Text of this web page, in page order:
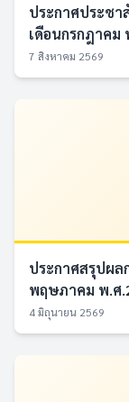
ประกาศประชา
เดือนกรกฎาคม
7 สิงหาคม 2569
ประกาศสรุปผล
พฤษภาคม พ.ศ
4 มิถุนายน 2569